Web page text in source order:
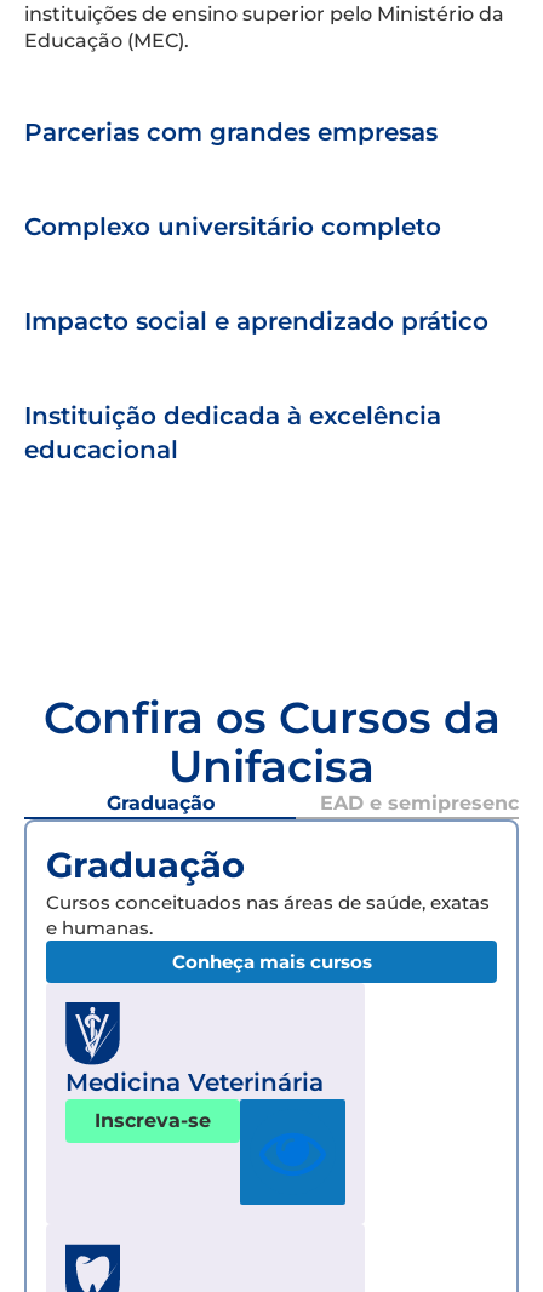
instituições de ensino superior pelo Ministério da
Educação (MEC).
Parcerias com grandes empresas
Complexo universitário completo
Impacto social e aprendizado prático
Instituição dedicada à excelência
educacional
Confira os Cursos da
Unifacisa
Graduação EAD e semipresencial
Graduação
Cursos conceituados nas áreas de saúde, exatas
e humanas.
Conheça mais cursos
Medicina Veterinária
Inscreva-se